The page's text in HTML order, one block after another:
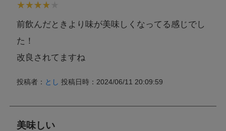
前飲んだときより味が美味しくなってる感じでし
た！
改良されてますね
投稿者： とし 投稿日時：2024/06/11 20:09:59
美味しい